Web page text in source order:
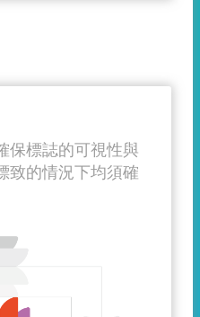
保標誌的可視性與
致的情況下均須確